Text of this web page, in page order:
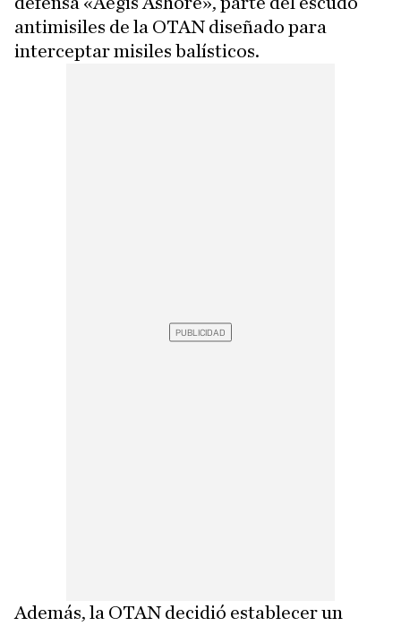
antimisiles de la OTAN diseñado para
interceptar misiles balísticos.
Además, la OTAN decidió establecer un